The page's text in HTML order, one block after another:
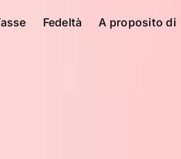
Fedeltà A proposito di